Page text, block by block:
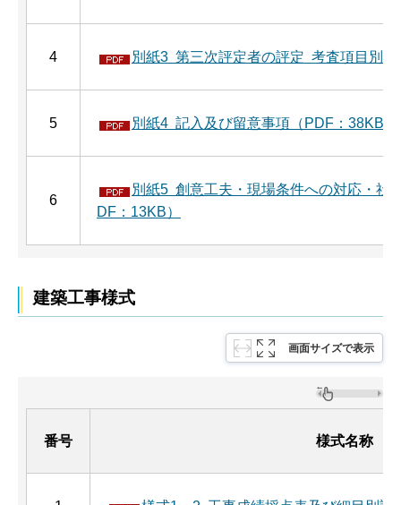
4 別紙3 第三次評定者の評定 考査項目別
5 別紙4 記入及び留意事項（PDF：38KB）
6
別紙5 創意工夫・現場条件への対応・社
DF：13KB）
建築工事様式
画面サイズで表示
番号 様式名称